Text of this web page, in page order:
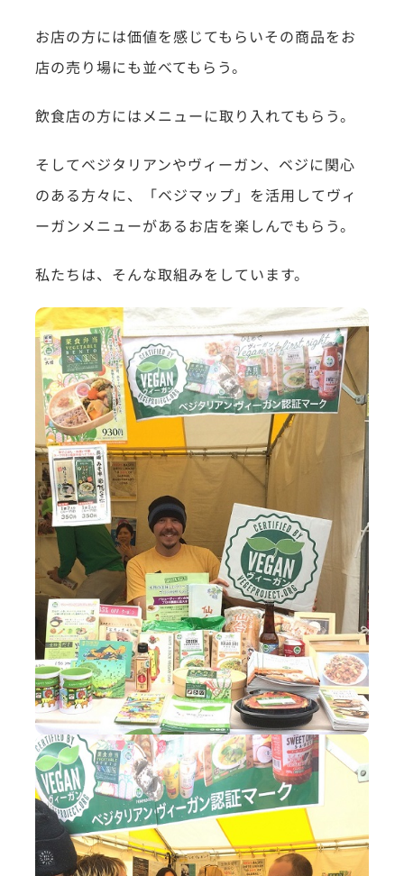
お店の方には価値を感じてもらいその商品をお
店の売り場にも並べてもらう。
飲食店の方にはメニューに取り入れてもらう。
そしてベジタリアンやヴィーガン、ベジに関心
のある方々に、「ベジマップ」を活用してヴィ
ーガンメニューがあるお店を楽しんでもらう。
私たちは、そんな取組みをしています。